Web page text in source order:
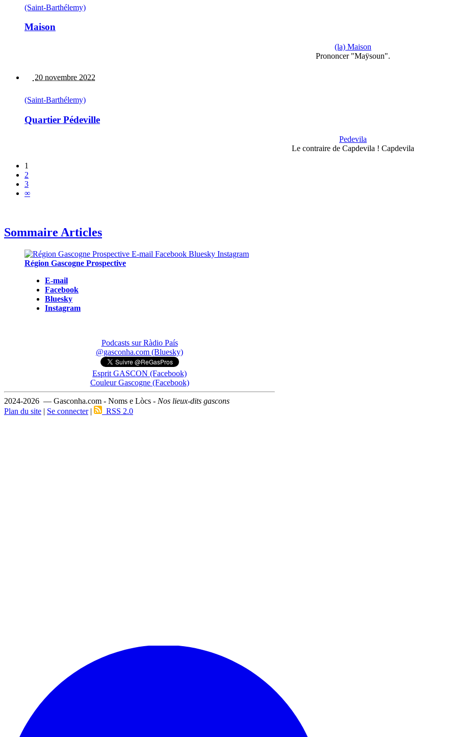
(Saint-Barthélemy)
Maison
(la) Maison
Prononcer "Maÿsoun".
20 novembre 2022
(Saint-Barthélemy)
Quartier Pédeville
Pedevila
Le contraire de Capdevila ! Capdevila
1
2
3
∞
Sommaire Articles
Région Gascogne Prospective
E-mail
Facebook
Bluesky
Instagram
Podcasts sur Ràdio País
@gasconha.com (Bluesky)
Esprit GASCON (Facebook)
Couleur Gascogne (Facebook)
2024-2026 — Gasconha.com - Noms e Lòcs - Nos lieux-dits gascons
Plan du site | Se connecter| RSS 2.0